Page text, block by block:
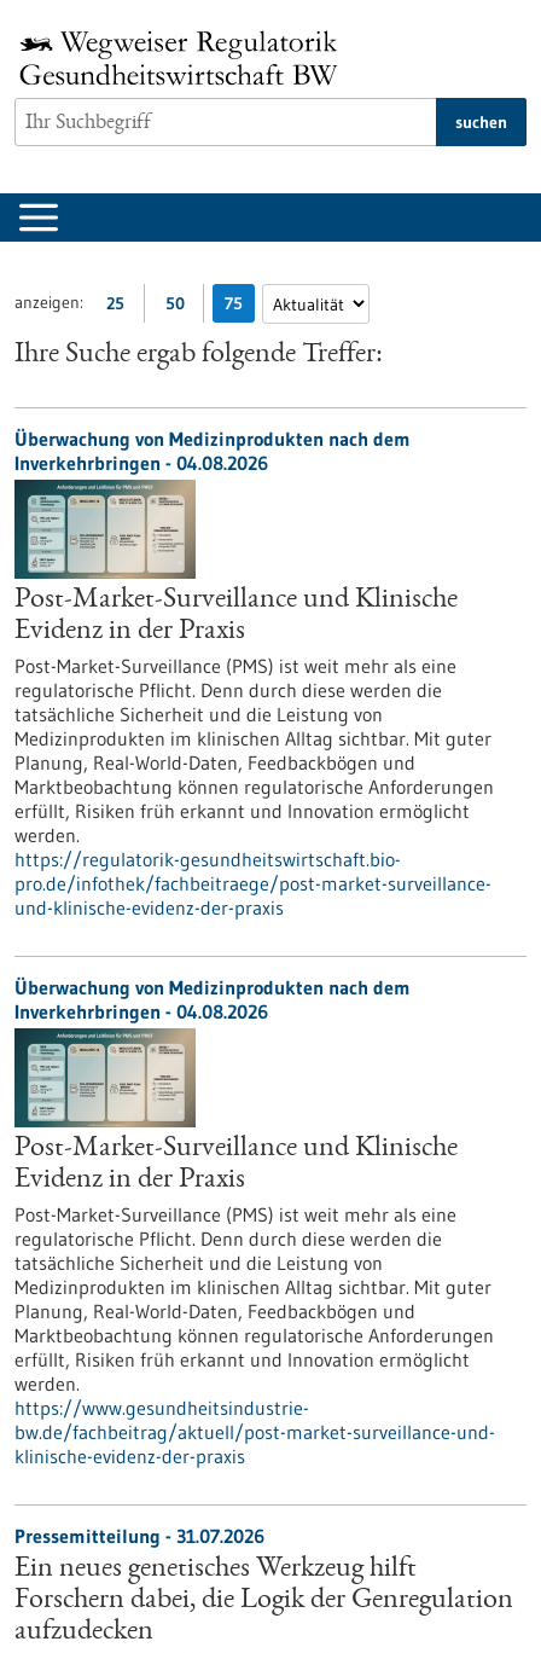
Inhalt
springen
suchen
anzeigen: 25 50 75
Ihre Suche ergab folgende Treffer:
Überwachung von Medizinprodukten nach dem
Inverkehrbringen - 04.08.2026
Post-Market-Surveillance und Klinische
Evidenz in der Praxis
Post-Market-Surveillance (PMS) ist weit mehr als eine
regulatorische Pflicht. Denn durch diese werden die
tatsächliche Sicherheit und die Leistung von
Medizinprodukten im klinischen Alltag sichtbar. Mit guter
Planung, Real-World-Daten, Feedbackbögen und
Marktbeobachtung können regulatorische Anforderungen
erfüllt, Risiken früh erkannt und Innovation ermöglicht
werden.
https://regulatorik-gesundheitswirtschaft.bio-
pro.de/infothek/fachbeitraege/post-market-surveillance-
und-klinische-evidenz-der-praxis
Überwachung von Medizinprodukten nach dem
Inverkehrbringen - 04.08.2026
Post-Market-Surveillance und Klinische
Evidenz in der Praxis
Post-Market-Surveillance (PMS) ist weit mehr als eine
regulatorische Pflicht. Denn durch diese werden die
tatsächliche Sicherheit und die Leistung von
Medizinprodukten im klinischen Alltag sichtbar. Mit guter
Planung, Real-World-Daten, Feedbackbögen und
Marktbeobachtung können regulatorische Anforderungen
erfüllt, Risiken früh erkannt und Innovation ermöglicht
werden.
https://www.gesundheitsindustrie-
bw.de/fachbeitrag/aktuell/post-market-surveillance-und-
klinische-evidenz-der-praxis
Pressemitteilung - 31.07.2026
Ein neues genetisches Werkzeug hilft
Forschern dabei, die Logik der Genregulation
aufzudecken